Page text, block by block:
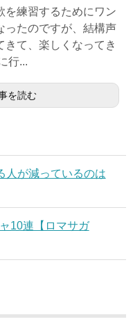
を練習するためにワン
ったのですが、結構声
きて、楽しくなってき
行...
を読む
人が減っているのは
10連【ロマサガ